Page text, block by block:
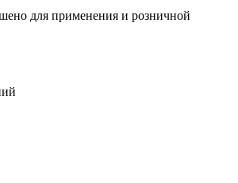
для применения и розничной